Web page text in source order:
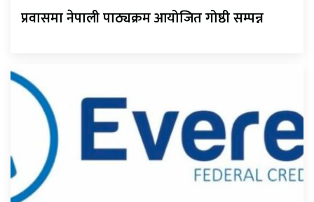
प्रवासमा नेपाली पाठ्यक्रम आयोजित गोष्ठी सम्पन्न